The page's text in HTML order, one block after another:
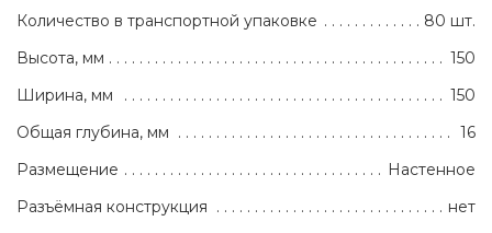
Количество в транспортной упаковке
80 шт.
Высота, мм
150
Ширина, мм
150
Общая глубина, мм
16
Размещение
Настенное
Разъёмная конструкция
нет